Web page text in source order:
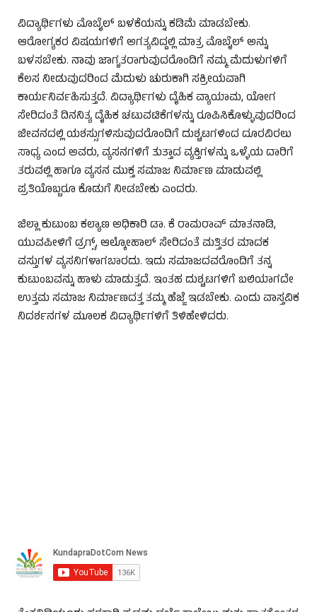
ವಿದ್ಯಾರ್ಥಿಗಳು ಮೊಬೈಲ್ ಬಳಕೆಯನ್ನು ಕಡಿಮೆ ಮಾಡಬೇಕು.
ಆರೋಗ್ಯಕರ ವಿಷಯಗಳಿಗೆ ಅಗತ್ಯವಿದ್ದಲ್ಲಿ ಮಾತ್ರ ಮೊಬೈಲ್ ಅನ್ನು
ಬಳಸಬೇಕು. ನಾವು ಜಾಗೃತರಾಗುವುದರೊಂದಿಗೆ ನಮ್ಮ ಮೆದುಳುಗಳಿಗೆ
ಕೆಲಸ ನೀಡುವುದರಿಂದ ಮೆದುಳು ಚುರುಕಾಗಿ ಸಕ್ರೀಯವಾಗಿ
ಕಾರ್ಯನಿರ್ವಹಿಸುತ್ತದೆ. ವಿದ್ಯಾರ್ಥಿಗಳು ದೈಹಿಕ ವ್ಯಾಯಾಮ, ಯೋಗ
ಸೇರಿದಂತೆ ದಿನನಿತ್ಯ ದೈಹಿಕ ಚಟುವಟಿಕೆಗಳನ್ನು ರೂಪಿಸಿಕೊಳ್ಳುವುದರಿಂದ
ಜೀವನದಲ್ಲಿ ಯಶಸ್ಸುಗಳಿಸುವುದರೊಂದಿಗೆ ದುಶ್ಚಟಗಳಿಂದ ದೂರವಿರಲು
ಸಾಧ್ಯ ಎಂದ ಅವರು, ವ್ಯಸನಗಳಿಗೆ ತುತ್ತಾದ ವ್ಯಕ್ತಿಗಳನ್ನು ಒಳ್ಳೆಯ ದಾರಿಗೆ
ತರುವಲ್ಲಿ ಹಾಗೂ ವ್ಯಸನ ಮುಕ್ತ ಸಮಾಜ ನಿರ್ಮಾಣ ಮಾಡುವಲ್ಲಿ
ಪ್ರತಿಯೊಬ್ಬರೂ ಕೊಡುಗೆ ನೀಡಬೇಕು ಎಂದರು.
ಜಿಲ್ಲಾ ಕುಟುಂಬ ಕಲ್ಯಾಣ ಅಧಿಕಾರಿ ಡಾ. ಕೆ ರಾಮರಾವ್ ಮಾತನಾಡಿ,
ಯುವಪೀಳಿಗೆ ಡ್ರಗ್ಸ್, ಆಲ್ಕೋಹಾಲ್ ಸೇರಿದಂತೆ ಮತ್ತಿತರ ಮಾದಕ
ವಸ್ತುಗಳ ವ್ಯಸನಿಗಳಾಗಬಾರದು. ಇದು ಸಮಾಜದವರೊಂದಿಗೆ ತನ್ನ
ಕುಟುಂಬವನ್ನು ಹಾಳು ಮಾಡುತ್ತದೆ. ಇಂತಹ ದುಶ್ಚಟಗಳಿಗೆ ಬಲಿಯಾಗದೇ
ಉತ್ತಮ ಸಮಾಜ ನಿರ್ಮಾಣದತ್ತ ತಮ್ಮ ಹೆಜ್ಜೆ ಇಡಬೇಕು. ಎಂದು ವಾಸ್ತವಿಕ
ನಿದರ್ಶನಗಳ ಮೂಲಕ ವಿದ್ಯಾರ್ಥಿಗಳಿಗೆ ತಿಳಿಹೇಳಿದರು.